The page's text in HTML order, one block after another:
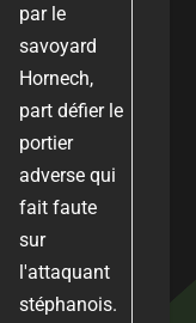
par le
savoyard
Hornech,
part défier le
portier
adverse qui
fait faute
sur
l'attaquant
stéphanois.